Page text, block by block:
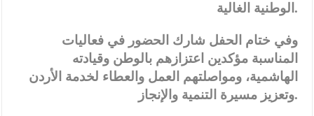
الوطنية الغالية.
وفي ختام الحفل شارك الحضور في فعاليات
المناسبة مؤكدين اعتزازهم بالوطن وقيادته
الهاشمية، ومواصلتهم العمل والعطاء لخدمة الأردن
وتعزيز مسيرة التنمية والإنجاز.